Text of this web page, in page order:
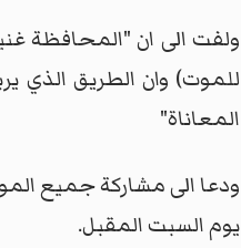
ولفت الى ان "المحافظة
للموت) وان الطريق الذي
المعاناة"
ودعا الى مشاركة جميع
يوم السبت المقبل.